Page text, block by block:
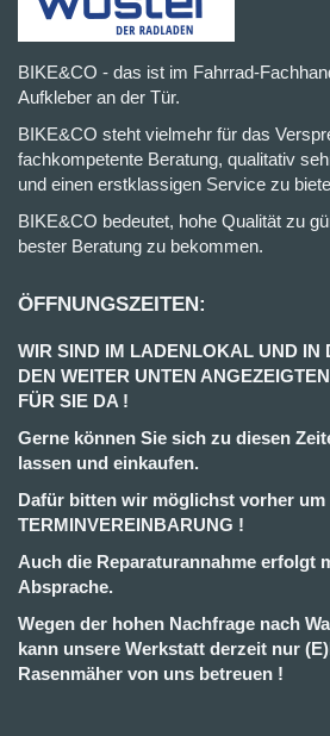
BIKE&CO - das ist im Fahrrad-
Aufkleber an der Tür.
BIKE&CO steht vielmehr für das
fachkompetente Beratung, qualitativ
und einen erstklassigen Service zu
BIKE&CO bedeutet, hohe Qualität zu
bester Beratung zu bekommen.
ÖFFNUNGSZEITEN:
WIR SIND IM LADENLOKAL UND IN
DEN WEITER UNTEN
FÜR SIE DA !
Gerne können Sie sich zu diesen
lassen und einkaufen.
Dafür bitten wir möglichst vorher um
TERMINVEREINBARUNG !
Auch die Reparaturannahme erfolgt
Absprache.
Wegen der hohen Nachfrage nach
kann unsere Werkstatt derzeit nur
Rasenmäher von uns betreuen !